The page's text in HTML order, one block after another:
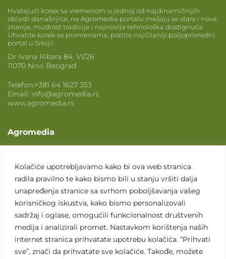
Kolačiće upotrebljavamo kako bi ova web stranica
radila pravilno te kako bismo bili u stanju vršiti dalja
unapređenja stranice sa svrhom poboljšavanja vašeg
korisničkog iskustva, kako bismo personalizovali
sadržaj i oglase, omogućili funkcionalnost društvenih
medija i analizirali promet. Nastavkom korištenja naših
internet stranica prihvatate upotrebu kolačića. “Prihvati
sve”, znači da prihvatate sve kolačiće. Takođe, možete
Hvatajući korak sa vremenom u jednoj od najdinamičnijih
oblasti današnjice, na Agromedia portalu mešaju se stara i nova
znanja, mudrost tradicije i najnovija tehnološka dostignuća.
Uhvatite korak sa promenama, pratite najčitaniji poljoprivredni
portal u Srbiji!
Dr Ivana Ribara 84, VI/26
11070 Novi Beograd
Telefon:+381 64 1627 353
Email: info@agromedia.rs
www.agromedia.rs
Agromedia
Svet poljoprivrede
Marketing usluge
Tražimo saradnike
Kontakt
Kontakt